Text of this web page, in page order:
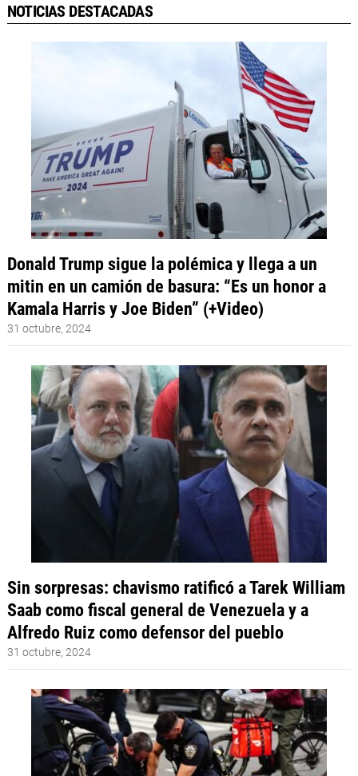
NOTICIAS DESTACADAS
Donald Trump sigue la polémica y llega a un
mitin en un camión de basura: “Es un honor a
Kamala Harris y Joe Biden” (+Video)
31 octubre, 2024
Sin sorpresas: chavismo ratificó a Tarek William
Saab como fiscal general de Venezuela y a
Alfredo Ruiz como defensor del pueblo
31 octubre, 2024